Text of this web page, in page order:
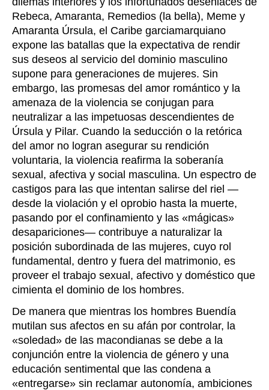
Rebeca, Amaranta, Remedios (la bella), Meme y
Amaranta Úrsula, el Caribe garciamarquiano
expone las batallas que la expectativa de rendir
sus deseos al servicio del dominio masculino
supone para generaciones de mujeres. Sin
embargo, las promesas del amor romántico y la
amenaza de la violencia se conjugan para
neutralizar a las impetuosas descendientes de
Úrsula y Pilar. Cuando la seducción o la retórica
del amor no logran asegurar su rendición
voluntaria, la violencia reafirma la soberanía
sexual, afectiva y social masculina. Un espectro de
castigos para las que intentan salirse del riel —
desde la violación y el oprobio hasta la muerte,
pasando por el confinamiento y las «mágicas»
desapariciones— contribuye a naturalizar la
posición subordinada de las mujeres, cuyo rol
fundamental, dentro y fuera del matrimonio, es
proveer el trabajo sexual, afectivo y doméstico que
cimienta el dominio de los hombres.
De manera que mientras los hombres Buendía
mutilan sus afectos en su afán por controlar, la
«soledad» de las macondianas se debe a la
conjunción entre la violencia de género y una
educación sentimental que las condena a
«entregarse» sin reclamar autonomía, ambiciones